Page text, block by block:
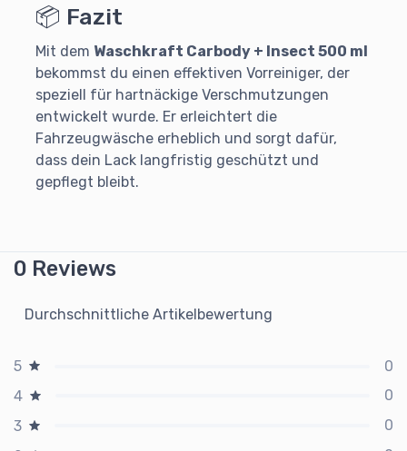
📦 Fazit
Mit dem Waschkraft Carbody + Insect 500 ml
bekommst du einen effektiven Vorreiniger, der
speziell für hartnäckige Verschmutzungen
entwickelt wurde. Er erleichtert die
Fahrzeugwäsche erheblich und sorgt dafür,
dass dein Lack langfristig geschützt und
gepflegt bleibt.
0 Reviews
Durchschnittliche Artikelbewertung
5
0
4
0
3
0